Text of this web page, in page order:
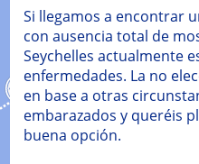
Si llegamos a encontrar
con ausencia total de
Seychelles actualmente
enfermedades. La no
en base a otras
embarazados y queréis
buena opción.